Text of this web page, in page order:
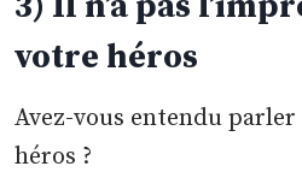
votre héros
Avez-vous entendu
héros ?